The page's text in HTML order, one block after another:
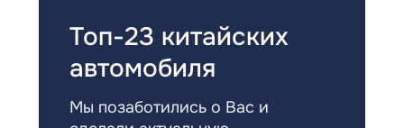
Топ-23 китайских
автомобиля
Мы позаботились о Вас и